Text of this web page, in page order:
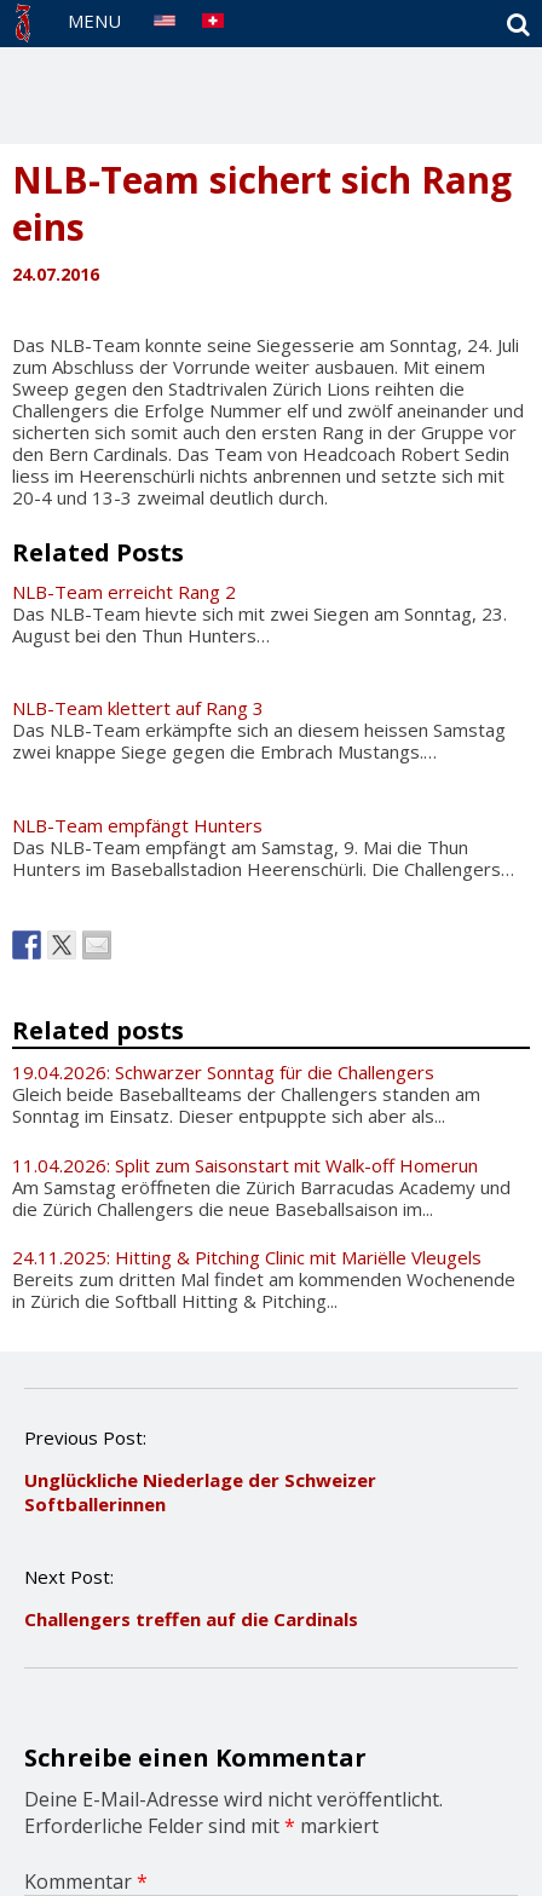
MENU
NLB-Team sichert sich Rang
eins
24.07.2016
Das NLB-Team konnte seine Siegesserie am Sonntag, 24. Juli
zum Abschluss der Vorrunde weiter ausbauen. Mit einem
Sweep gegen den Stadtrivalen Zürich Lions reihten die
Challengers die Erfolge Nummer elf und zwölf aneinander und
sicherten sich somit auch den ersten Rang in der Gruppe vor
den Bern Cardinals. Das Team von Headcoach Robert Sedin
liess im Heerenschürli nichts anbrennen und setzte sich mit
20-4 und 13-3 zweimal deutlich durch.
Related Posts
NLB-Team erreicht Rang 2
Das NLB-Team hievte sich mit zwei Siegen am Sonntag, 23.
August bei den Thun Hunters…
NLB-Team klettert auf Rang 3
Das NLB-Team erkämpfte sich an diesem heissen Samstag
zwei knappe Siege gegen die Embrach Mustangs.…
NLB-Team empfängt Hunters
Das NLB-Team empfängt am Samstag, 9. Mai die Thun
Hunters im Baseballstadion Heerenschürli. Die Challengers…
Related posts
19.04.2026: Schwarzer Sonntag für die Challengers
Gleich beide Baseballteams der Challengers standen am
Sonntag im Einsatz. Dieser entpuppte sich aber als...
11.04.2026: Split zum Saisonstart mit Walk-off Homerun
Am Samstag eröffneten die Zürich Barracudas Academy und
die Zürich Challengers die neue Baseballsaison im...
24.11.2025: Hitting & Pitching Clinic mit Mariëlle Vleugels
Bereits zum dritten Mal findet am kommenden Wochenende
in Zürich die Softball Hitting & Pitching...
P
s
t
v
g
n
Previous Post:
Unglückliche Niederlage der Schweizer
Softballerinnen
Next Post:
Challengers treffen auf die Cardinals
Schreibe einen Kommentar
Deine E-Mail-Adresse wird nicht veröffentlicht.
Erforderliche Felder sind mit* markiert
Kommentar*